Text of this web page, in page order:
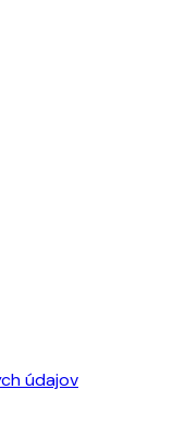
údajov